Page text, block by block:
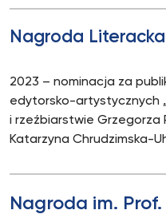
Nagroda
2023 – nominacja za
edytorsko-artystycznych
i rzeźbiarstwie Grzegorza
Katarzyna Chrudzimska-
Nagroda im.